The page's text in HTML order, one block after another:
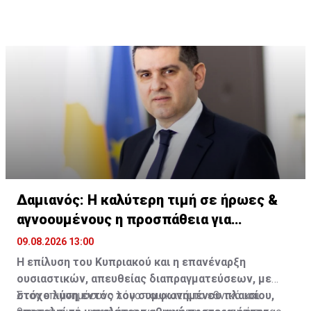
Δαμιανός: Η καλύτερη τιμή σε ήρωες &
αγνοουμένους η προσπάθεια για
ελευθερία
09.08.2026 13:00
Η επίλυση του Κυπριακού και η επανέναρξη
ουσιαστικών, απευθείας διαπραγματεύσεων, με
στόχο λύση εντός του συμφωνημένου πλαισίου,
Στον επιμνημόσυνο λόγο του κατά το εθνικό και